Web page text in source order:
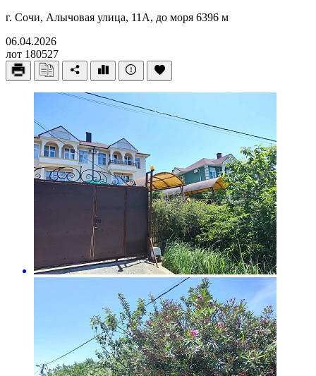
г. Сочи, Алычовая улица, 11А, до моря 6396 м
06.04.2026
лот 180527